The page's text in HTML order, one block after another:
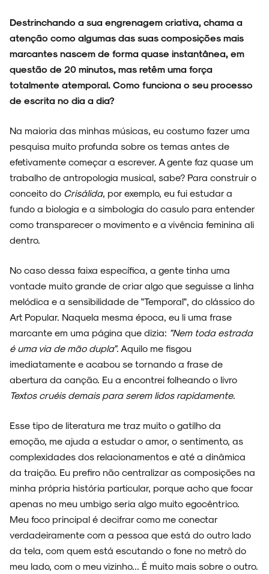
Destrinchando a sua engrenagem criativa, chama a
atenção como algumas das suas composições mais
marcantes nascem de forma quase instantânea, em
questão de 20 minutos, mas retêm uma força
totalmente atemporal. Como funciona o seu processo
de escrita no dia a dia?
Na maioria das minhas músicas, eu costumo fazer uma
pesquisa muito profunda sobre os temas antes de
efetivamente começar a escrever. A gente faz quase um
trabalho de antropologia musical, sabe? Para construir o
conceito do Crisálida, por exemplo, eu fui estudar a
fundo a biologia e a simbologia do casulo para entender
como transparecer o movimento e a vivência feminina ali
dentro.
No caso dessa faixa específica, a gente tinha uma
vontade muito grande de criar algo que seguisse a linha
melódica e a sensibilidade de "Temporal", do clássico do
Art Popular. Naquela mesma época, eu li uma frase
marcante em uma página que dizia: "Nem toda estrada
é uma via de mão dupla". Aquilo me fisgou
imediatamente e acabou se tornando a frase de
abertura da canção. Eu a encontrei folheando o livro
Textos cruéis demais para serem lidos rapidamente.
Esse tipo de literatura me traz muito o gatilho da
emoção, me ajuda a estudar o amor, o sentimento, as
complexidades dos relacionamentos e até a dinâmica
da traição. Eu prefiro não centralizar as composições na
minha própria história particular, porque acho que focar
apenas no meu umbigo seria algo muito egocêntrico.
Meu foco principal é decifrar como me conectar
verdadeiramente com a pessoa que está do outro lado
da tela, com quem está escutando o fone no metrô do
meu lado, com o meu vizinho... É muito mais sobre o outro.